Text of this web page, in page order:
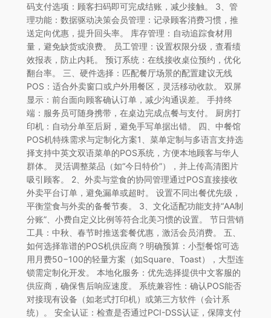
码支付选项：顾客扫码即可完成结账，减少接触。 3、管
理功能：数据驱动决策会员管理：记录顾客消费习惯，推
送定向优惠，提升回头率。 库存管理：自动追踪食材用
量，避免缺货或浪费。 员工管理：设置权限分级，查看绩
效报表，防止内耗。 预订系统：在线接收桌位预约，优化
翻台率。 三、硬件选择：匹配餐厅场景的配置建议无线
POS：适合外卖窗口或户外用餐区，灵活移动收款。 双屏
显示：前台面向顾客确认订单，减少沟通误差。 手持终
端：服务员可随身携带，在桌边完成点餐与支付。 厨房打
印机：自动分单至后厨，避免手写单据出错。 四、中餐馆
POS机特殊需求与定制化方案1、菜单定制与多语言支持选
择支持中英文双语菜单的POS系统，方便本地顾客与华人
群体。 灵活调整菜品（如“今日特价”），并上传高清图片
吸引顾客。 2、外卖与堂食的协同管理通过POS直接接收
外卖平台订单，避免漏单或超时。 设置不同出餐优先级，
平衡堂食与外卖的备餐节奏。 3、文化适配功能支持“AA制
分账”、小费自定义比例等符合北美习惯的设置。 节日营销
工具：中秋、春节时推送套餐优惠，激活会员消费。 五、
如何选择靠谱的POS机供应商？明确预算：小型餐馆可选
用月费50−100的轻量方案（如Square、Toast），大型连
锁需定制化开发。 本地化服务：优先选择提供中文客服的
供应商，确保售后响应速度。 系统兼容性：确认POS能否
对接现有设备（如老式打印机）或第三方软件（会计系
统）。 安全认证：检查是否通过PCI-DSS认证，保障支付